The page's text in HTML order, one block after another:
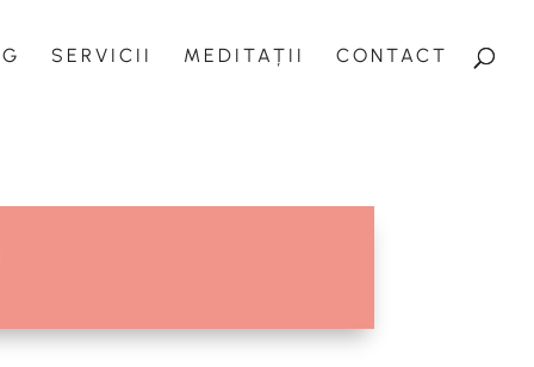
SERVICII MEDITAȚII CONTACT